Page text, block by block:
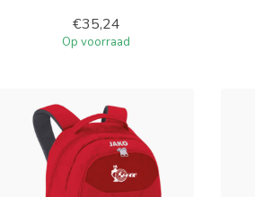
€35,24
Op voorraad